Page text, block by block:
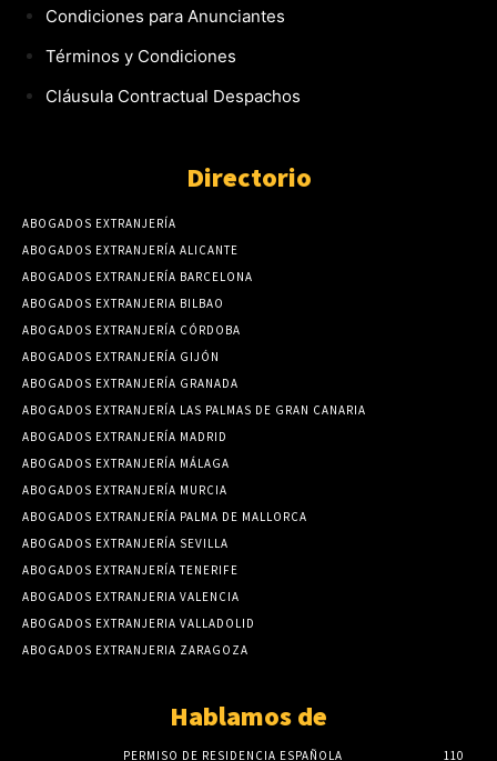
Condiciones para Anunciantes
Términos y Condiciones
Cláusula Contractual Despachos
Directorio
ABOGADOS EXTRANJERÍA
ABOGADOS EXTRANJERÍA ALICANTE
ABOGADOS EXTRANJERÍA BARCELONA
ABOGADOS EXTRANJERIA BILBAO
ABOGADOS EXTRANJERÍA CÓRDOBA
ABOGADOS EXTRANJERÍA GIJÓN
ABOGADOS EXTRANJERÍA GRANADA
ABOGADOS EXTRANJERÍA LAS PALMAS DE GRAN CANARIA
ABOGADOS EXTRANJERÍA MADRID
ABOGADOS EXTRANJERÍA MÁLAGA
ABOGADOS EXTRANJERÍA MURCIA
ABOGADOS EXTRANJERÍA PALMA DE MALLORCA
ABOGADOS EXTRANJERÍA SEVILLA
ABOGADOS EXTRANJERÍA TENERIFE
ABOGADOS EXTRANJERIA VALENCIA
ABOGADOS EXTRANJERIA VALLADOLID
ABOGADOS EXTRANJERIA ZARAGOZA
Hablamos de
PERMISO DE RESIDENCIA ESPAÑOLA 110